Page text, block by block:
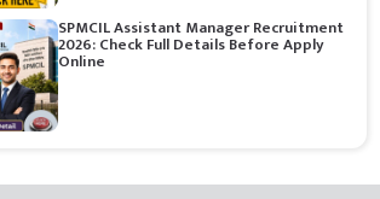
SPMCIL Assistant Manager Recruitment
2026: Check Full Details Before Apply
Online